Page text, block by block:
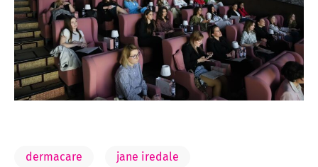
dermacare jane iredale